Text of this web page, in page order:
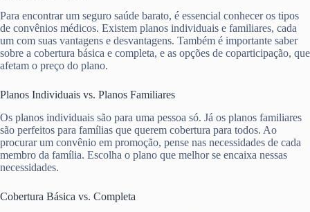
Para encontrar um seguro saúde barato, é essencial conhecer os tipos
de convênios médicos. Existem planos individuais e familiares, cada
um com suas vantagens e desvantagens. Também é importante saber
sobre a cobertura básica e completa, e as opções de coparticipação, que
afetam o preço do plano.
Planos Individuais vs. Planos Familiares
Os planos individuais são para uma pessoa só. Já os planos familiares
são perfeitos para famílias que querem cobertura para todos. Ao
procurar um convênio em promoção, pense nas necessidades de cada
membro da família. Escolha o plano que melhor se encaixa nessas
necessidades.
Cobertura Básica vs. Completa